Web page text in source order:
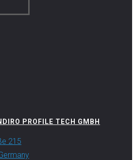
PROFILE TECH GMBH
215